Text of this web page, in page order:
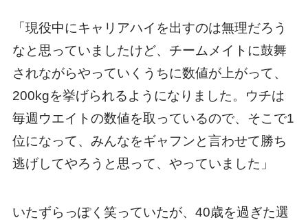
「現役中にキャリアハイを出すのは無理だろう
なと思っていましたけど、チームメイトに鼓舞
されながらやっていくうちに数値が上がって、
200kgを挙げられるようになりました。ウチは
毎週ウエイトの数値を取っているので、そこで1
位になって、みんなをギャフンと言わせて勝ち
逃げしてやろうと思って、やっていました」
いたずらっぽく笑っていたが、40歳を過ぎた選